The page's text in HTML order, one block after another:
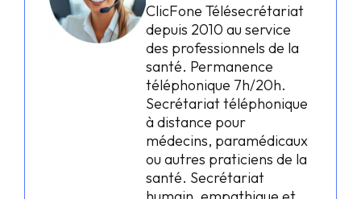
ClicFone Télésecrétariat
depuis 2010 au service
des professionnels de la
santé. Permanence
téléphonique 7h/20h.
Secrétariat téléphonique
à distance pour
médecins, paramédicaux
ou autres praticiens de la
santé. Secrétariat